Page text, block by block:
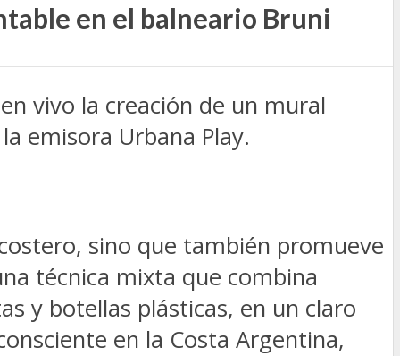
en el balneario Bruni
vivo la creación de un mural
emisora Urbana Play.
sino que también promueve
técnica mixta que combina
y botellas plásticas, en un claro
en la Costa Argentina,